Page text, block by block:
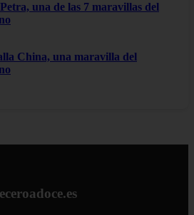
una de las 7 maravillas del
China, una maravilla del